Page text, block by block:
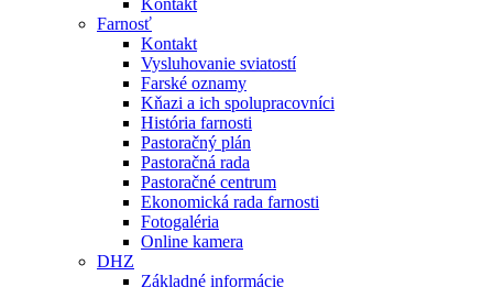
Kontakt
Farnosť
Kontakt
Vysluhovanie sviatostí
Farské oznamy
Kňazi a ich spolupracovníci
História farnosti
Pastoračný plán
Pastoračná rada
Pastoračné centrum
Ekonomická rada farnosti
Fotogaléria
Online kamera
DHZ
Základné informácie